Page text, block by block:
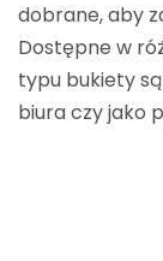
dobrane, aby
Dostępne w
typu bukiety
biura czy jako